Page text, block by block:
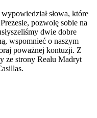
słowa, które
pozwolę sobie na
dwie dobre
wspomnieć o naszym
poważnej kontuzji. Z
ze strony Realu Madryt